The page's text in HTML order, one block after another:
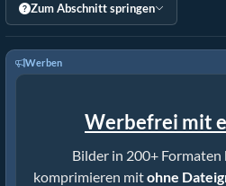
Zum Abschnitt springen
Werben
Werbefrei mit
Bilder in 200+
komprimieren mitohne